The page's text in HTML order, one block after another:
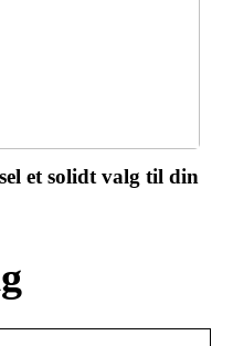
et solidt valg til din